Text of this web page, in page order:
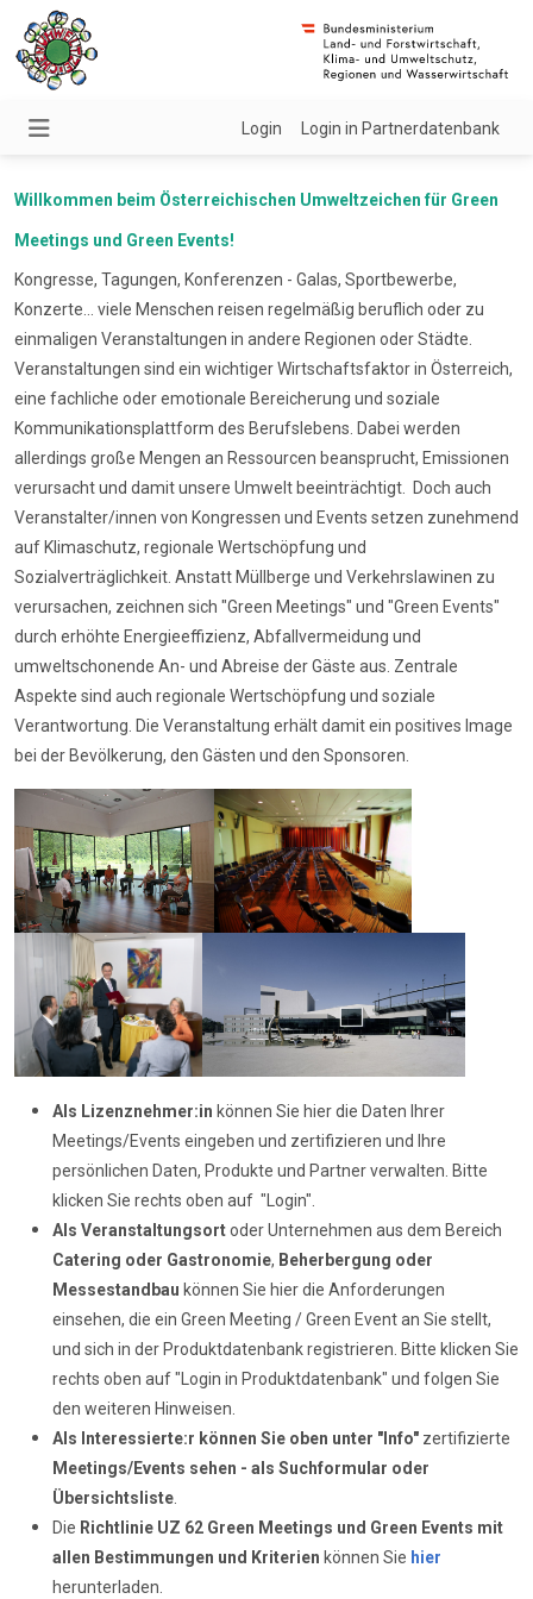
Login Login in Partnerdatenbank
Willkommen beim Österreichischen Umweltzeichen für Green
Meetings und Green Events!
Kongresse, Tagungen, Konferenzen - Galas, Sportbewerbe,
Konzerte... viele Menschen reisen regelmäßig beruflich oder zu
einmaligen Veranstaltungen in andere Regionen oder Städte.
Veranstaltungen sind ein wichtiger Wirtschaftsfaktor in Österreich,
eine fachliche oder emotionale Bereicherung und soziale
Kommunikationsplattform des Berufslebens. Dabei werden
allerdings große Mengen an Ressourcen beansprucht, Emissionen
verursacht und damit unsere Umwelt beeinträchtigt. Doch auch
Veranstalter/innen von Kongressen und Events setzen zunehmend
auf Klimaschutz, regionale Wertschöpfung und
Sozialverträglichkeit. Anstatt Müllberge und Verkehrslawinen zu
verursachen, zeichnen sich "Green Meetings" und "Green Events"
durch erhöhte Energieeffizienz, Abfallvermeidung und
umweltschonende An- und Abreise der Gäste aus. Zentrale
Aspekte sind auch regionale Wertschöpfung und soziale
Verantwortung. Die Veranstaltung erhält damit ein positives Image
bei der Bevölkerung, den Gästen und den Sponsoren.
Als Lizenznehmer:in können Sie hier die Daten Ihrer
Meetings/Events eingeben und zertifizieren und Ihre
persönlichen Daten, Produkte und Partner verwalten. Bitte
klicken Sie rechts oben auf "Login".
Als Veranstaltungsortoder Unternehmen aus dem Bereich
Catering oder Gastronomie, Beherbergung oder
Messestandbau können Sie hier die Anforderungen
einsehen, die ein Green Meeting / Green Event an Sie stellt,
und sich in der Produktdatenbank registrieren. Bitte klicken Sie
rechts oben auf "Login in Produktdatenbank" und folgen Sie
den weiteren Hinweisen.
Als Interessierte:r können Sie oben unter "Info" zertifizierte
Meetings/Events sehen - als Suchformular oder
Übersichtsliste
Die Richtlinie UZ 62 Green Meetings und Green Events mit
allen Bestimmungen und Kriterien können Sie hier
herunterladen.